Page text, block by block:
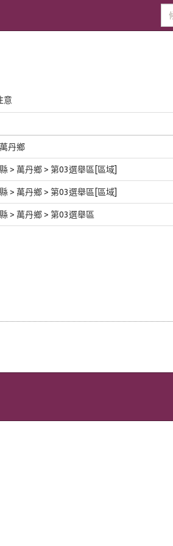
意
丹鄉
> 萬丹鄉 > 第03選舉區[區域]
> 萬丹鄉 > 第03選舉區[區域]
> 萬丹鄉 > 第03選舉區